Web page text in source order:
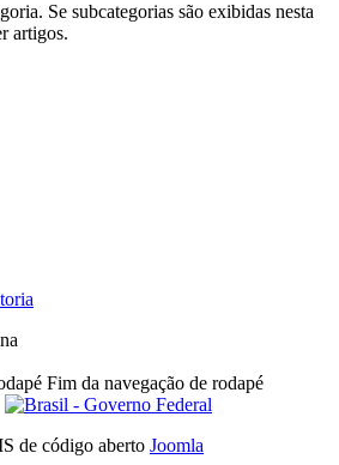
Se subcategorias são exibidas nesta
artigos.
Fim da navegação de rodapé
de código aberto Joomla